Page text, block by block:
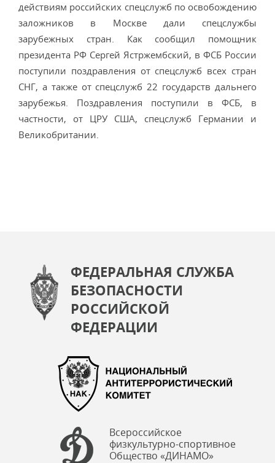
действиям российских спецслужб по освобождению
заложников в Москве дали спецслужбы
зарубежных стран. Как сообщил помощник
президента РФ Сергей Ястржембский, в ФСБ России
поступили поздравления от спецслужб всех стран
СНГ, а также от спецслужб 22 государств дальнего
зарубежья. Поздравления поступили в ФСБ, в
частности, от ЦРУ США, спецслужб Германии и
Великобритании.
ФЕДЕРАЛЬНАЯ СЛУЖБА
БЕЗОПАСНОСТИ
РОССИЙСКОЙ
ФЕДЕРАЦИИ
Всероссийское
физкультурно-спортивное
Общество «ДИНАМО»